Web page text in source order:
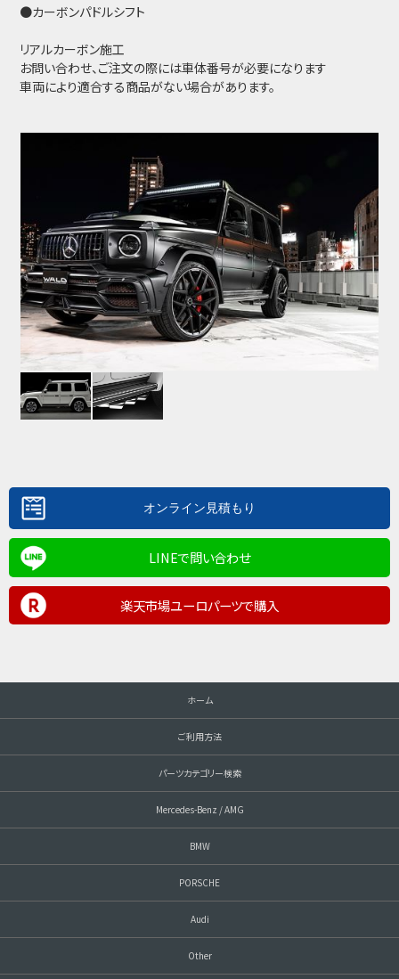
●カーボンパドルシフト
リアルカーボン施工
お問い合わせ、ご注文の際には車体番号が必要になります
車両により適合する商品がない場合があります。
LINEで問い合わせ
楽天市場ユーロパーツで購入
ホーム
ご利用方法
パーツカテゴリー検索
Mercedes-Benz / AMG
BMW
PORSCHE
Audi
Other